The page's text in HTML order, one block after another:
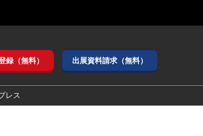
録（無料） 出展資料請求（無料）
レス